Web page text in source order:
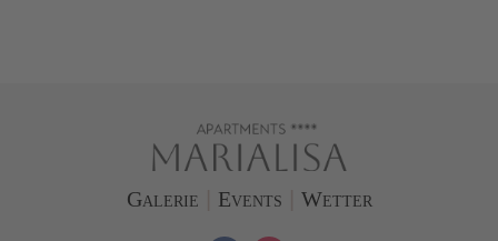
Galerie Events Wetter